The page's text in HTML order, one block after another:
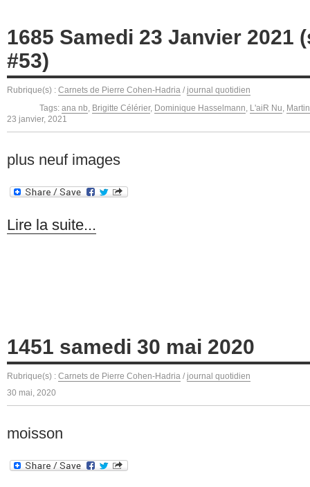
1685 Samedi 23 Janvier 2021
#53)
Rubrique(s) : Carnets de Pierre Cohen-Hadria / journal quotidien
Tags: ana nb, Brigitte Célérier, Dominique Hasselmann, L'aiR Nu,
23 janvier, 2021
plus neuf images
Lire la suite...
1451 samedi 30 mai 2020
Rubrique(s) : Carnets de Pierre Cohen-Hadria / journal quotidien
30 mai, 2020
moisson